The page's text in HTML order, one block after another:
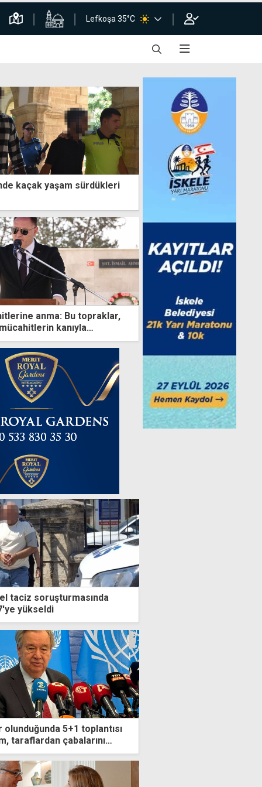
Lefkoşa 35°C
kaçak yaşam sürdükleri
anma: Bu topraklar,
kanıyla
haline geldi
taciz soruşturmasında
yükseldi
olunduğunda 5+1 toplantısı
taraflardan çabalarını
istedim